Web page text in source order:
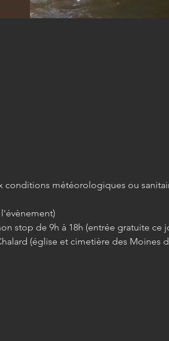
conditions météorologiques ou
stop de 9h à 18h (entrée gratuite ce
(église et cimetière des Moines